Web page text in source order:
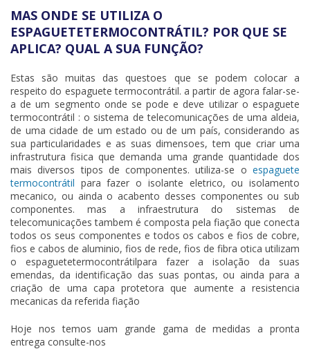
MAS ONDE SE UTILIZA O
ESPAGUETETERMOCONTRÁTIL? POR QUE SE
APLICA? QUAL A SUA FUNÇÃO?
Estas são muitas das questoes que se podem colocar a
respeito do espaguete termocontrátil. a partir de agora falar-se-
a de um segmento onde se pode e deve utilizar o espaguete
termocontrátil : o sistema de telecomunicações de uma aldeia,
de uma cidade de um estado ou de um país, considerando as
sua particularidades e as suas dimensoes, tem que criar uma
infrastrutura fisica que demanda uma grande quantidade dos
mais diversos tipos de componentes. utiliza-se o espaguete
termocontrátil para fazer o isolante eletrico, ou isolamento
mecanico, ou ainda o acabento desses componentes ou sub
componentes. mas a infraestrutura do sistemas de
telecomunicações tambem é composta pela fiação que conecta
todos os seus componentes e todos os cabos e fios de cobre,
fios e cabos de aluminio, fios de rede, fios de fibra otica utilizam
o espaguetetermocontrátilpara fazer a isolação da suas
emendas, da identificação das suas pontas, ou ainda para a
criação de uma capa protetora que aumente a resistencia
mecanicas da referida fiação
Hoje nos temos uam grande gama de medidas a pronta
entrega consulte-nos